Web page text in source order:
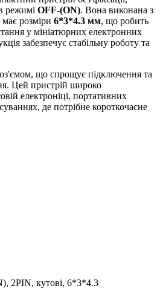
режимі OFF-(ON). Вона виконана з
розміри 6*3*4.3 мм, що робить
у мініатюрних електронних
забезпечує стабільну роботу та
що спрощує підключення та
Цей пристрій широко
електроніці, портативних
де потрібне короткочасне
2PIN, кутові, 6*3*4.3